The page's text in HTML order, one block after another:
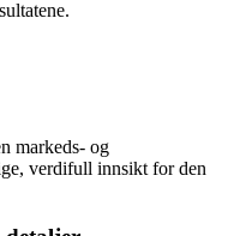
markeds- og
verdifull innsikt for den